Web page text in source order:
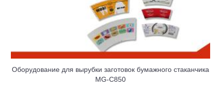
Оборудование для вырубки заготовок бумажного стаканчика
MG-C850